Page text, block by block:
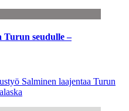
Turun seudulle –
Salminen laajentaa Turun